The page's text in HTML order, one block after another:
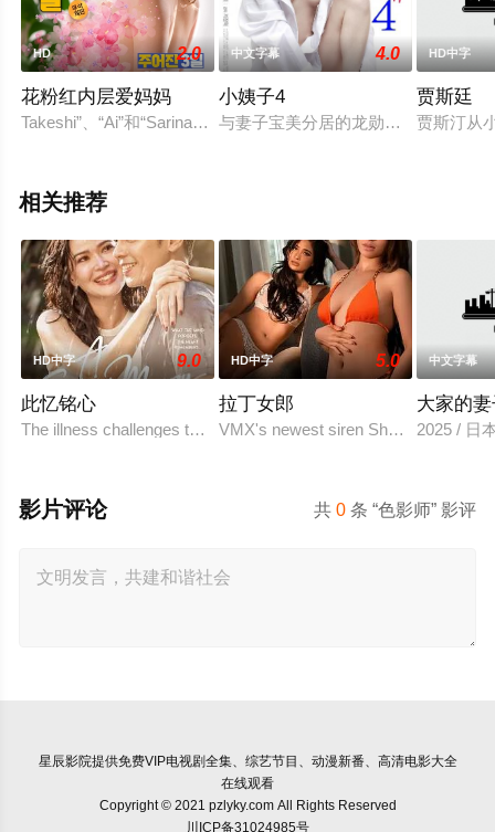
HD 2.0
花粉红内层爱妈妈
Takeshi”、“Ai”和“Sarina”是老朋友。已婚妇女萨里娜时隔多年
中文字幕 4.0
小姨子4
与妻子宝美分居的龙勋，向小姨子宝
HD中字
贾斯廷
贾斯汀从
相关推荐
HD中字 9.0
此忆铭心
The illness challenges the couple's love in a way they never
HD中字 5.0
拉丁女郎
VMX's newest siren Shalanie De
中文字幕
大家的
2025 / 日
共0 条 “色影师” 影评
影片评论
星辰影院提供免费VIP电视剧全集、综艺节目、动漫新番、高清电影大全
在线观看
Copyright © 2021 pzlyky.com All Rights Reserved
川ICP备31024985号